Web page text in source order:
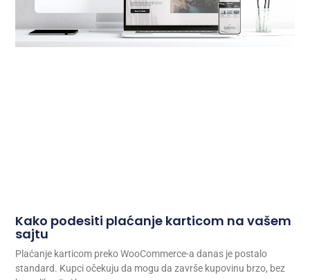
Kako podesiti plaćanje karticom na vašem
sajtu
Plaćanje karticom preko WooCommerce-a danas je postalo
standard. Kupci očekuju da mogu da završe kupovinu brzo, bez